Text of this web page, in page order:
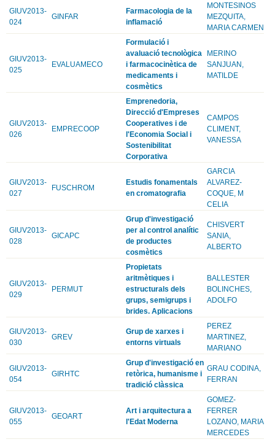
GIUV2013-
024
GINFAR
Farmacologia de la
inflamació
MONTESINOS
MEZQUITA,
MARIA CARMEN
GIUV2013-
025
EVALUAMECO
Formulació i
avaluació tecnològica
i farmacocinètica de
medicaments i
cosmètics
MERINO
SANJUAN,
MATILDE
GIUV2013-
026
EMPRECOOP
Emprenedoria,
Direcció d'Empreses
Cooperatives i de
l'Economia Social i
Sostenibilitat
Corporativa
CAMPOS
CLIMENT,
VANESSA
GIUV2013-
027
FUSCHROM
Estudis fonamentals
en cromatografia
GARCIA
ALVAREZ-
COQUE, M
CELIA
GIUV2013-
028
GICAPC
Grup d'investigació
per al control analític
de productes
cosmètics
CHISVERT
SANIA,
ALBERTO
GIUV2013-
029
PERMUT
Propietats
aritmètiques i
estructurals dels
grups, semigrups i
brides. Aplicacions
BALLESTER
BOLINCHES,
ADOLFO
GIUV2013-
030
GREV
Grup de xarxes i
entorns virtuals
PEREZ
MARTINEZ,
MARIANO
GIUV2013-
054
GIRHTC
Grup d'investigació en
retòrica, humanisme i
tradició clàssica
GRAU CODINA,
FERRAN
GIUV2013-
055
GEOART
Art i arquitectura a
l'Edat Moderna
GOMEZ-
FERRER
LOZANO, MARIA
MERCEDES